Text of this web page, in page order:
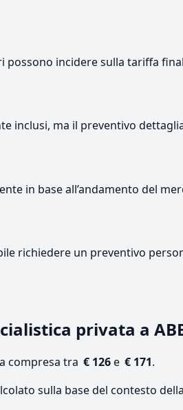
possono incidere sulla tariffa
inclusi, ma il preventivo
in base all’andamento del
richiedere un preventivo
privata a
compresa tra € 126e € 171.
sulla base del contesto della